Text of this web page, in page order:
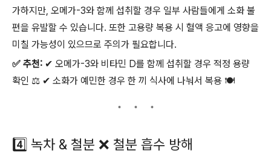
가하지만, 오메가-3와 함께 섭취할 경우 일부 사람들에게 소화 불
편을 유발할 수 있습니다. 또한 고용량 복용 시 혈액 응고에 영향을
미칠 가능성이 있으므로 주의가 필요합니다.
✅ 추천: ✔ 오메가-3와 비타민 D를 함께 섭취할 경우 적정 용량
확인 ⚖ ✔ 소화가 예민한 경우 한 끼 식사에 나눠서 복용 🍽
4️⃣ 녹차 & 철분 ❌ 철분 흡수 방해